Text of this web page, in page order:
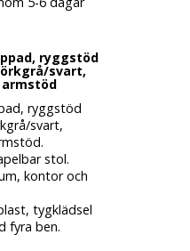
ryggstöd
svart,
ryggstöd
svart,
stol.
kontor och
tygklädsel
fyra ben.